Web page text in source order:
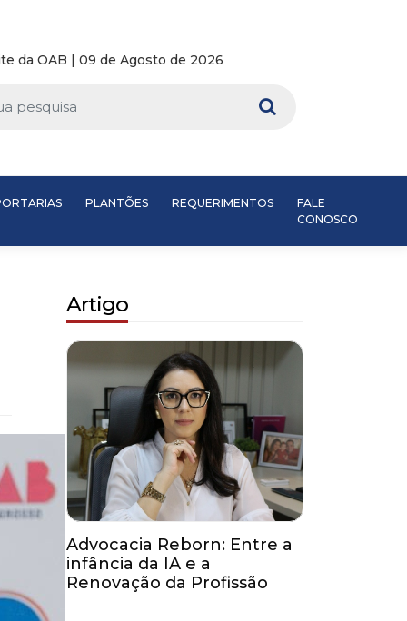
da OAB | 09 de Agosto de 2026
PLANTÕES REQUERIMENTOS
FALE
CONOSCO
Artigo
Advocacia Reborn: Entre a
infância da IA e a
Renovação da Profissão